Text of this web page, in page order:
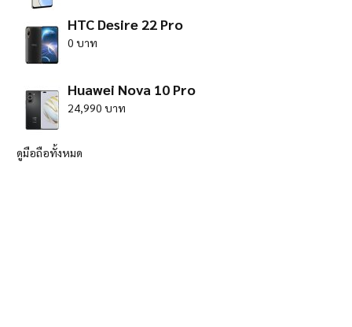
HTC Desire 22 Pro
0 บาท
Huawei Nova 10 Pro
24,990 บาท
ดูมือถือทั้งหมด